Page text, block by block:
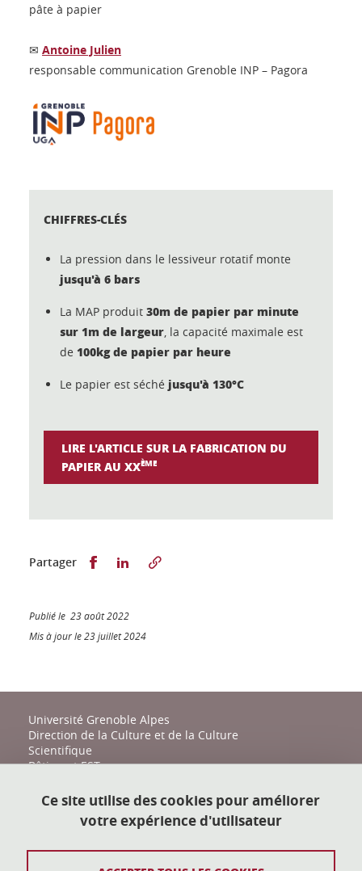
pâte à papier
✉ Antoine Julien
responsable communication Grenoble INP – Pagora
CHIFFRES-CLÉS
La pression dans le lessiveur rotatif monte
jusqu'à 6 bars
La MAP produit 30m de papier par minute
sur 1m de largeur, la capacité maximale est
de 100kg de papier par heure
Le papier est séché jusqu'à 130°C
LIRE L'ARTICLE SUR LA FABRICATION DU
PAPIER AU XXÈME
Partager Partager sur Facebook
Partager sur LinkedIn
Publié le 23 août 2022
Mis à jour le 23 juillet 2024
Université Grenoble Alpes
Direction de la Culture et de la Culture
Scientifique
Bâtiment EST
38400 Saint-Martin-d'Hères
action-culturelle@univ-grenoble-alpes.fr
Ce site utilise des cookies pour améliorer
votre expérience d'utilisateur